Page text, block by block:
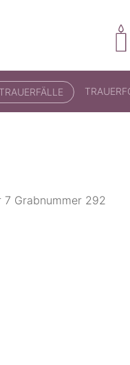
TRAUERFÄLLE
Grabnummer 292